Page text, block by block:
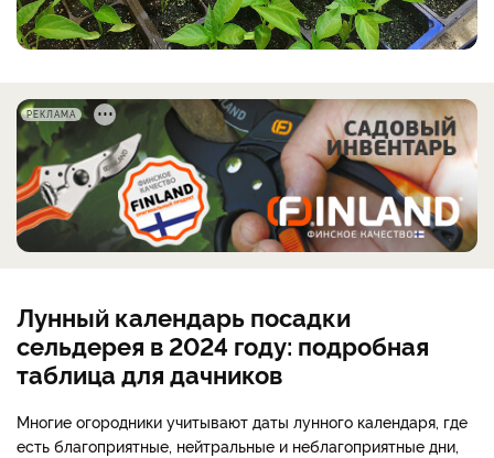
РЕКЛАМА
Лунный календарь посадки
сельдерея в 2024 году: подробная
таблица для дачников
Многие огородники учитывают даты лунного календаря, где
есть благоприятные, нейтральные и неблагоприятные дни,